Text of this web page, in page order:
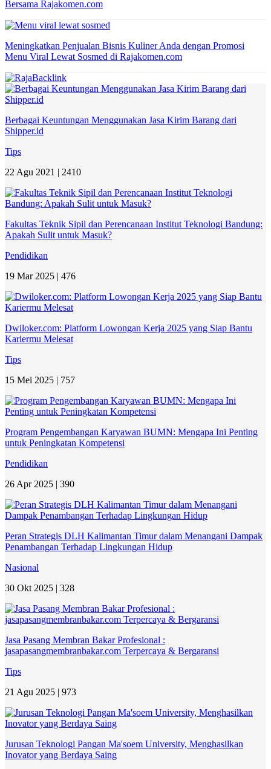
Bersama Rajakomen.com
Meningkatkan Penjualan Bisnis Kuliner Anda dengan Promosi
Menu Viral Lewat Sosmed di Rajakomen.com
Berbagai Keuntungan Menggunakan Jasa Kirim Barang dari
Shipper.id
Tips
22 Agu 2021 | 2410
Fakultas Teknik Sipil dan Perencanaan Institut Teknologi Bandung:
Apakah Sulit untuk Masuk?
Pendidikan
19 Mar 2025 | 476
Dwiloker.com: Platform Lowongan Kerja 2025 yang Siap Bantu
Kariermu Melesat
Tips
15 Mei 2025 | 757
Program Pengembangan Karyawan BUMN: Mengapa Ini Penting
untuk Peningkatan Kompetensi
Pendidikan
26 Apr 2025 | 390
Peran Strategis DLH Kalimantan Timur dalam Menangani Dampak
Penambangan Terhadap Lingkungan Hidup
Nasional
30 Okt 2025 | 328
Jasa Pasang Membran Bakar Profesional :
jasapasangmembranbakar.com Terpercaya & Bergaransi
Tips
21 Agu 2025 | 973
Jurusan Teknologi Pangan Ma'soem University, Menghasilkan
Inovator yang Berdaya Saing